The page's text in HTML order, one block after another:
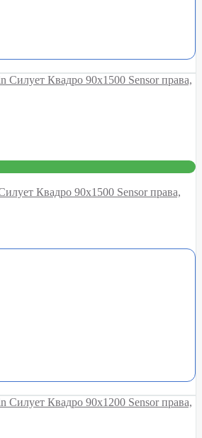
Квадро 90х1500 Sensor права,